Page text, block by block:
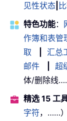
见性状态
特色功能：
作簿和表管
取
汇总
邮件
超
体/删除线
精选 15 工
字符，……）